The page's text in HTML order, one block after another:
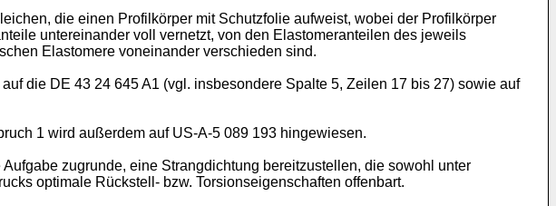
die einen Profilkörper mit Schutzfolie aufweist, wobei der Profilkörper
untereinander voll vernetzt, von den Elastomeranteilen des jeweils
Elastomere voneinander verschieden sind.
die DE 43 24 645 A1 (vgl. insbesondere Spalte 5, Zeilen 17 bis 27) sowie auf
1 wird außerdem auf US-A-5 089 193 hingewiesen.
zugrunde, eine Strangdichtung bereitzustellen, die sowohl unter
optimale Rückstell- bzw. Torsionseigenschaften offenbart.